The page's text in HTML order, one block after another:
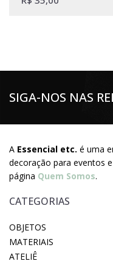
SIGA-NOS NAS
A Essencial etc. é uma
decoração para eventos
página Quem Somos.
CATEGORIAS
OBJETOS
MATERIAIS
ATELIÊ